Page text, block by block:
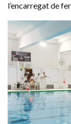
l’encarregat de